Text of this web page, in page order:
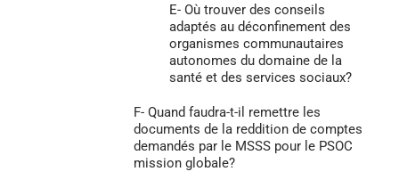
E- Où trouver des conseils
adaptés au déconfinement des
organismes communautaires
autonomes du domaine de la
santé et des services sociaux?
F- Quand faudra-t-il remettre les
documents de la reddition de comptes
demandés par le MSSS pour le PSOC
mission globale?